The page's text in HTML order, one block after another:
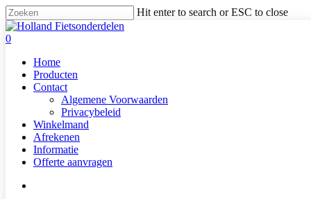
Skip
to
main
Hit enter to search or ESC to close
Close
Search
search
0
Home
Producten
Contact
Algemene Voorwaarden
Privacybeleid
Winkelmand
Afrekenen
Informatie
Offerte aanvragen